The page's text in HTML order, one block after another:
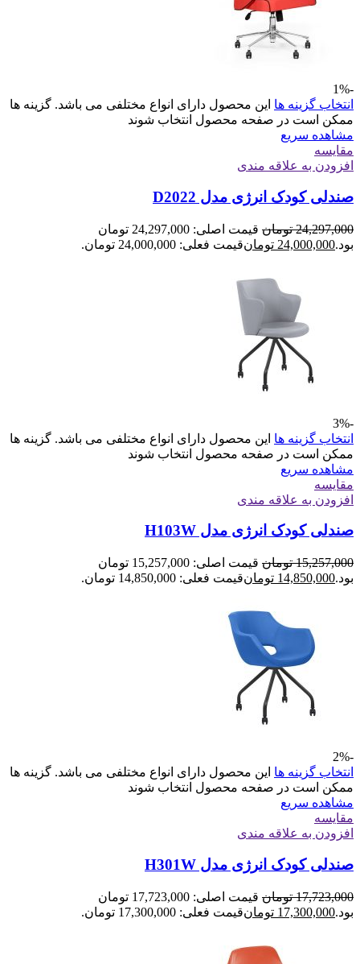
-1%
انتخاب گزینه ها این محصول دارای انواع مختلفی می باشد. گزینه ها
ممکن است در صفحه محصول انتخاب شوند
مشاهده سریع
مقایسه
افزودن به علاقه مندی
صندلی کودک انرژی مدل D2022
24,297,000 تومان
قیمت اصلی: 24,297,000 تومان
بود.24,000,000 تومانقیمت فعلی: 24,000,000 تومان.
-3%
انتخاب گزینه ها این محصول دارای انواع مختلفی می باشد. گزینه ها
ممکن است در صفحه محصول انتخاب شوند
مشاهده سریع
مقایسه
افزودن به علاقه مندی
صندلی کودک انرژی مدل H103W
15,257,000 تومان
قیمت اصلی: 15,257,000 تومان
بود.14,850,000 تومانقیمت فعلی: 14,850,000 تومان.
-2%
انتخاب گزینه ها این محصول دارای انواع مختلفی می باشد. گزینه ها
ممکن است در صفحه محصول انتخاب شوند
مشاهده سریع
مقایسه
افزودن به علاقه مندی
صندلی کودک انرژی مدل H301W
17,723,000 تومان
قیمت اصلی: 17,723,000 تومان
بود.17,300,000 تومانقیمت فعلی: 17,300,000 تومان.